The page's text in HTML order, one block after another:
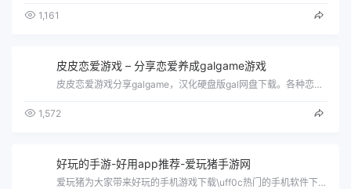
1,161
皮皮恋爱游戏 – 分享恋爱养成galgame游戏
皮皮恋爱游戏分享galgame，汉化硬盘版gal网盘下载。各种恋爱游戏下载。
1,572
好玩的手游-好用app推荐-爱玩猪手游网
爱玩猪为大家带来好玩的手机游戏下载\uff0c热门的手机软件下载\uff0c在这里你可以看见最新最热门的手游攻略、软件教程\uff0…